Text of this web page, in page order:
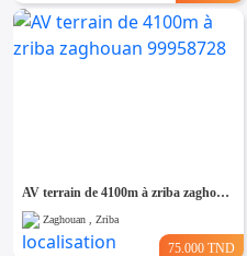
AV terrain de 4100m à zriba zaghouan 99958728
Zaghouan , Zriba
75.000 TND